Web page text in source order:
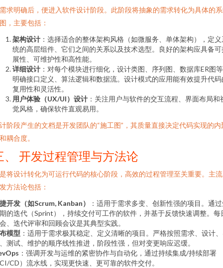
求明确后，便进入软件设计阶段。此阶段将抽象的需求转化为具体的
，主要包括：
架构设计 ：选择适合的整体架构风格（如微服务、单体架构），定义
统的高层组件、它们之间的关系以及技术选型。良好的架构应具备可
展性、可维护性和高性能。
详细设计 ：对每个模块进行细化，设计类图、序列图、数据库ER图
明确接口定义、算法逻辑和数据流。设计模式的应用能有效提升代码
复用性和灵活性。
用户体验（UX/UI）设计 ：关注用户与软件的交互流程、界面布局和
觉风格，确保软件直观易用。
阶段产生的文档是开发团队的“施工图”，其质量直接决定代码实现的内
耦合度。
、 开发过程管理与方法论
将设计转化为可运行代码的核心阶段，高效的过程管理至关重要。主
方法论包括：
开发（如Scrum, Kanban）
：适用于需求多变、创新性强的项目。通
的迭代（Sprint），持续交付可工作的软件，并基于反馈快速调整。每
、迭代评审和回顾会议是其典型实践。
模型 ：适用于需求极其稳定、定义清晰的项目。严格按照需求、设计
测试、维护的顺序线性推进，阶段性强，但对变更响应迟缓。
：强调开发与运维的紧密协作与自动化，通过持续集成/持续部署
CD）流水线，实现更快速、更可靠的软件交付。